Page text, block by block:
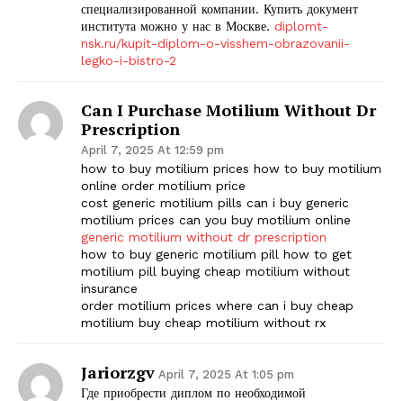
специализированной компании. Купить документ
института можно у нас в Москве. diplomt-
nsk.ru/kupit-diplom-o-visshem-obrazovanii-
legko-i-bistro-2
Can I Purchase Motilium Without Dr
Prescription
April 7, 2025 At 12:59 pm
how to buy motilium prices how to buy motilium
online order motilium price
cost generic motilium pills can i buy generic
motilium prices can you buy motilium online
generic motilium without dr prescription
how to buy generic motilium pill how to get
motilium pill buying cheap motilium without
insurance
order motilium prices where can i buy cheap
motilium buy cheap motilium without rx
Jariorzgv April 7, 2025 At 1:05 pm
Где приобрести диплом по необходимой